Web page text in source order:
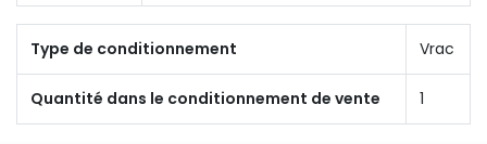
Type de conditionnement Vrac
Quantité dans le conditionnement de vente 1